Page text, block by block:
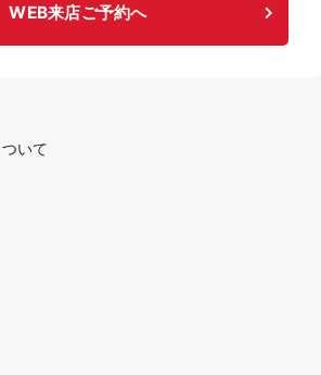
WEB来店ご予約へ
いて